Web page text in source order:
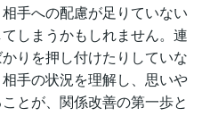
手への配慮が足りていない
しまうかもしれません。連
りを押し付けたりしていな
手の状況を理解し、思いや
とが、関係改善の第一歩と